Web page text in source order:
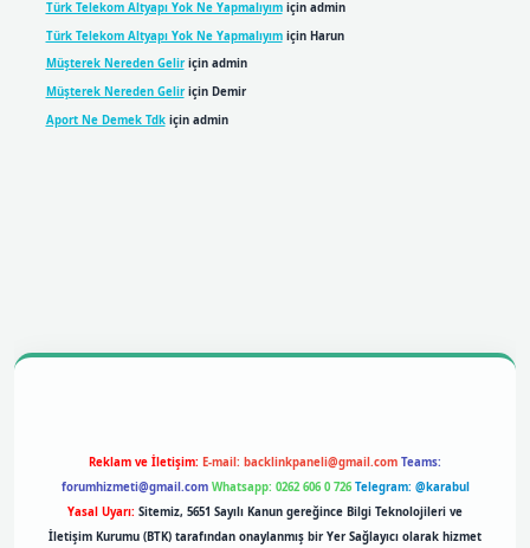
Türk Telekom Altyapı Yok Ne Yapmalıyımiçin admin
Türk Telekom Altyapı Yok Ne Yapmalıyımiçin Harun
Müşterek Nereden Geliriçin admin
Müşterek Nereden Geliriçin Demir
Aport Ne Demek Tdkiçin admin
Reklam ve İletişim: E-mail: backlinkpaneli@gmail.com Teams:
forumhizmeti@gmail.com Whatsapp: 0262 606 0 726 Telegram: @karabul
Yasal Uyarı: Sitemiz, 5651 Sayılı Kanun gereğince Bilgi Teknolojileri ve
İletişim Kurumu (BTK) tarafından onaylanmış bir Yer Sağlayıcı olarak hizmet